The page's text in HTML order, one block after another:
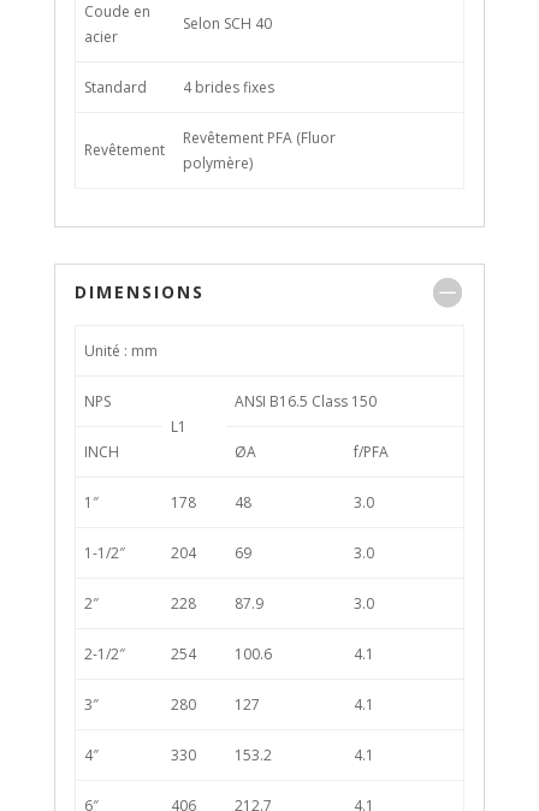
Coude en
acier
Selon SCH 40
Standard 4 brides fixes
Revêtement
Revêtement PFA (Fluor
polymère)
DIMENSIONS
Unité : mm
NPS
L1
ANSI B16.5 Class 150
INCH ØA f/PFA
1″ 178 48 3.0
1-1/2″ 204 69 3.0
2″ 228 87.9 3.0
2-1/2″ 254 100.6 4.1
3″ 280 127 4.1
4″ 330 153.2 4.1
6″ 406 212.7 4.1